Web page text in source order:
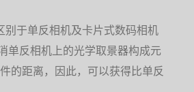
别于单反相机及卡片式数码相机
单反相机上的光学取景器构成元
的距离，因此，可以获得比单反